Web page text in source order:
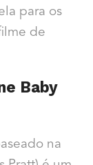
para os
de
Baby
na